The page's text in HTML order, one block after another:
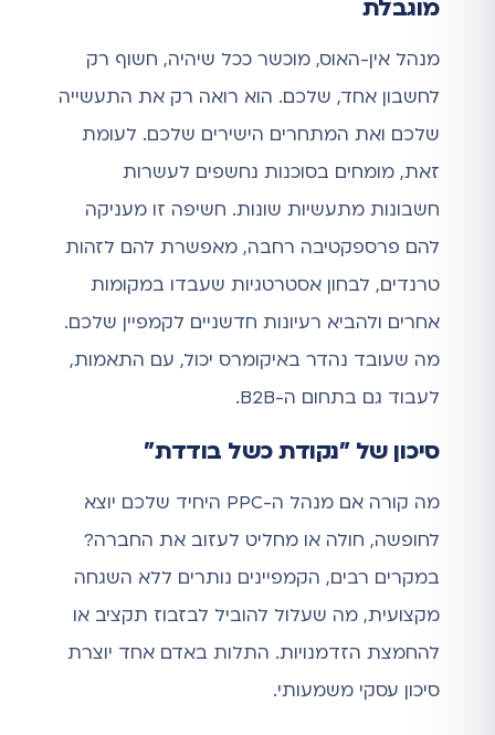
מוגבלת
מנהל אין-האוס, מוכשר ככל שיהיה, חשוף רק
לחשבון אחד, שלכם. הוא רואה רק את התעשייה
שלכם ואת המתחרים הישירים שלכם. לעומת
זאת, מומחים בסוכנות נחשפים לעשרות
חשבונות מתעשיות שונות. חשיפה זו מעניקה
להם פרספקטיבה רחבה, מאפשרת להם לזהות
טרנדים, לבחון אסטרטגיות שעבדו במקומות
אחרים ולהביא רעיונות חדשניים לקמפיין שלכם.
מה שעובד נהדר באיקומרס יכול, עם התאמות,
לעבוד גם בתחום ה-B2B.
סיכון של "נקודת כשל בודדת"
מה קורה אם מנהל ה-PPC היחיד שלכם יוצא
לחופשה, חולה או מחליט לעזוב את החברה?
במקרים רבים, הקמפיינים נותרים ללא השגחה
מקצועית, מה שעלול להוביל לבזבוז תקציב או
להחמצת הזדמנויות. התלות באדם אחד יוצרת
סיכון עסקי משמעותי.